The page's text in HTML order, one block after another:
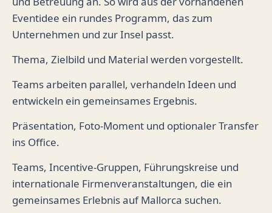
Eventidee ein rundes Programm, das zum
Unternehmen und zur Insel passt.
Thema, Zielbild und Material werden vorgestellt.
Teams arbeiten parallel, verhandeln Ideen und
entwickeln ein gemeinsames Ergebnis.
Präsentation, Foto-Moment und optionaler Transfer
ins Office.
Teams, Incentive-Gruppen, Führungskreise und
internationale Firmenveranstaltungen, die ein
gemeinsames Erlebnis auf Mallorca suchen.